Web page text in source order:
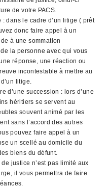
de votre PACS.
dans le cadre d’un litige ( prêt
donc faire appel à un
à une sommation
la personne avec qui vous
réponse, une réaction ou
incontestable à mettre au
litige.
d’une succession : lors d’une
héritiers se servent au
souvent animé par les
sans l’accord des autres
pouvez faire appel à un
un scellé au domicile du
biens du défunt.
justice n’est pas limité aux
il vous permettra de faire